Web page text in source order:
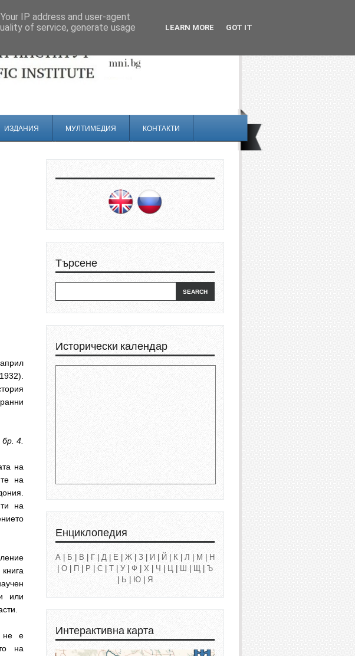
ИЗДАНИЯ МУЛТИМЕДИЯ КОНТАКТИ
4.
на
на
на
или
не е
на
Търсене
Исторически календар
Енциклопедия
А Б В Г Д Е Ж З И Й К Л М
Н
О П Р С Т У Ф Х Ч Ц Ш Щ
Ъ
Ь Ю Я
Интерактивна карта
IP address and user-agent
of service, generate usage
LEARN MORE GOT IT